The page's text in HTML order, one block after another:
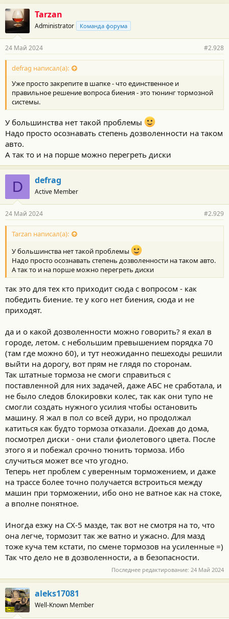
Tarzan
Administrator Команда форума
24 Май 2024 #2.928
defrag написал(а):
Уже просто закрепите в шапке - что единственное и
правильное решение вопроса биения - это тюнинг тормозной
системы.
У большинства нет такой проблемы
Надо просто осознавать степень дозволенности на таком
авто.
А так то и на порше можно перегреть диски
D defrag
Active Member
24 Май 2024 #2.929
Tarzan написал(а):
У большинства нет такой проблемы
Надо просто осознавать степень дозволенности на таком авто.
А так то и на порше можно перегреть диски
так это для тех кто приходит сюда с вопросом - как
победить биение. те у кого нет биения, сюда и не
приходят.
да и о какой дозволенности можно говорить? я ехал в
городе, летом. с небольшим превышением порядка 70
(там где можно 60), и тут неожиданно пешеходы решили
выйти на дорогу, вот прям не глядя по сторонам.
Так штатные тормоза не смоги справиться с
поставленной для них задачей, даже АБС не сработала, и
не было следов блокировки колес, так как они тупо не
смогли создать нужного усилия чтобы остановить
машину. Я жал в пол со всей дури, но продолжал
катиться как будто тормоза отказали. Доехав до дома,
посмотрел диски - они стали фиолетового цвета. После
этого я и побежал срочно тюнить тормоза. Ибо
случиться может все что угодно.
Теперь нет проблем с уверенным торможением, и даже
на трассе более точно получается встроиться между
машин при торможении, ибо оно не ватное как на стоке,
а вполне понятное.
Иногда езжу на СХ-5 мазде, так вот не смотря на то, что
она легче, тормозит так же ватно и ужасно. Для мазд
тоже куча тем кстати, по смене тормозов на усиленные =)
Так что дело не в дозволенности, а в безопасности.
Последнее редактирование: 24 Май 2024
aleks17081
Well-Known Member